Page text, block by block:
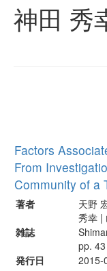
神田 秀
Factors
From
Community of a
著者
天野
秀幸 |
雑誌
pp.
発行日
2015-